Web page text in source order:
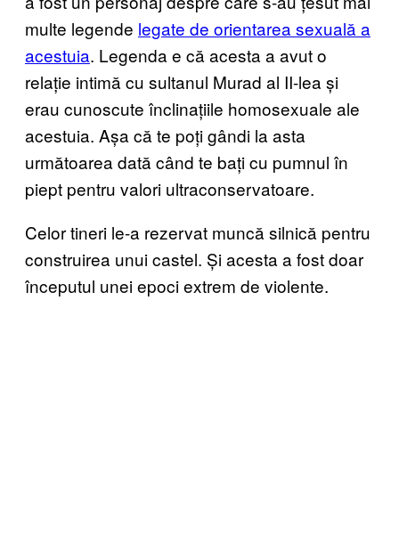
multe legende legate de orientarea sexuală a
acestuia. Legenda e că acesta a avut o
relație intimă cu sultanul Murad al II-lea și
erau cunoscute înclinațiile homosexuale ale
acestuia. Așa că te poți gândi la asta
următoarea dată când te bați cu pumnul în
piept pentru valori ultraconservatoare.
Celor tineri le-a rezervat muncă silnică pentru
construirea unui castel. Și acesta a fost doar
începutul unei epoci extrem de violente.